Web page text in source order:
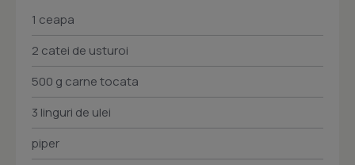
1 ceapa
2 catei de usturoi
500 g carne tocata
3 linguri de ulei
piper